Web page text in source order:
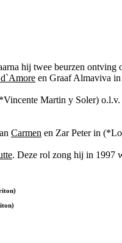
hij twee beurzen
en Graaf Almaviva in
Martin y Soler) o.l.v.
Carmen en Zar Peter in
. Deze rol zong hij in 1997